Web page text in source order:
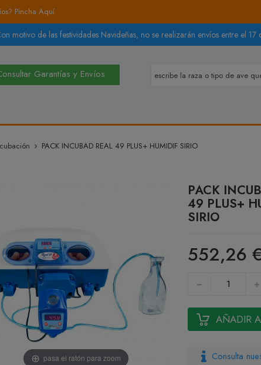
Pincha Aquí
motivo de las festividades Navideñas, no se realizarán envíos entre el
Garantías y Envíos
PACK INCUBAD REAL 49 PLUS+ HUMIDIF SIRIO
pasa el ratón para zoom
PACK
49 PLUS+
SIRIO
552,26 €
AÑADIR
Consulta